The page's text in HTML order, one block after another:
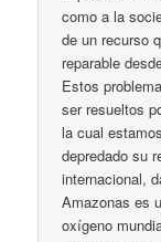
como a la
de un recurso
reparable
Estos
ser resueltos
la cual
depredado su
internacional,
Amazonas es
oxígeno